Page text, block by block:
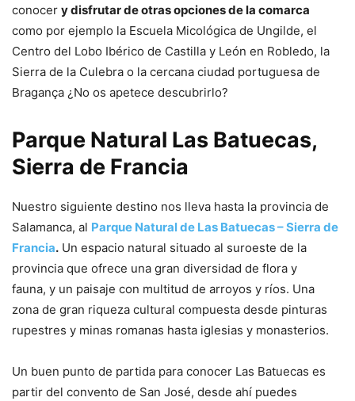
conocer y disfrutar de otras opciones de la comarca
como por ejemplo la Escuela Micológica de Ungilde, el
Centro del Lobo Ibérico de Castilla y León en Robledo, la
Sierra de la Culebra o la cercana ciudad portuguesa de
Bragança ¿No os apetece descubrirlo?
Parque Natural Las Batuecas,
Sierra de Francia
Nuestro siguiente destino nos lleva hasta la provincia de
Salamanca, al Parque Natural de Las Batuecas – Sierra de
Francia. Un espacio natural situado al suroeste de la
provincia que ofrece una gran diversidad de flora y
fauna, y un paisaje con multitud de arroyos y ríos. Una
zona de gran riqueza cultural compuesta desde pinturas
rupestres y minas romanas hasta iglesias y monasterios.
Un buen punto de partida para conocer Las Batuecas es
partir del convento de San José, desde ahí puedes